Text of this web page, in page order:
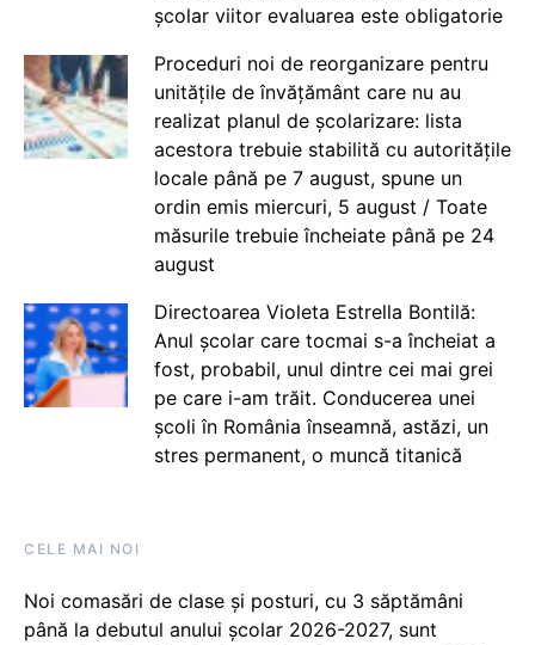
școlar viitor evaluarea este obligatorie
Proceduri noi de reorganizare pentru
unitățile de învățământ care nu au
realizat planul de școlarizare: lista
acestora trebuie stabilită cu autoritățile
locale până pe 7 august, spune un
ordin emis miercuri, 5 august / Toate
măsurile trebuie încheiate până pe 24
august
Directoarea Violeta Estrella Bontilă:
Anul școlar care tocmai s-a încheiat a
fost, probabil, unul dintre cei mai grei
pe care i-am trăit. Conducerea unei
școli în România înseamnă, astăzi, un
stres permanent, o muncă titanică
CELE MAI NOI
Noi comasări de clase și posturi, cu 3 săptămâni
până la debutul anului școlar 2026-2027, sunt